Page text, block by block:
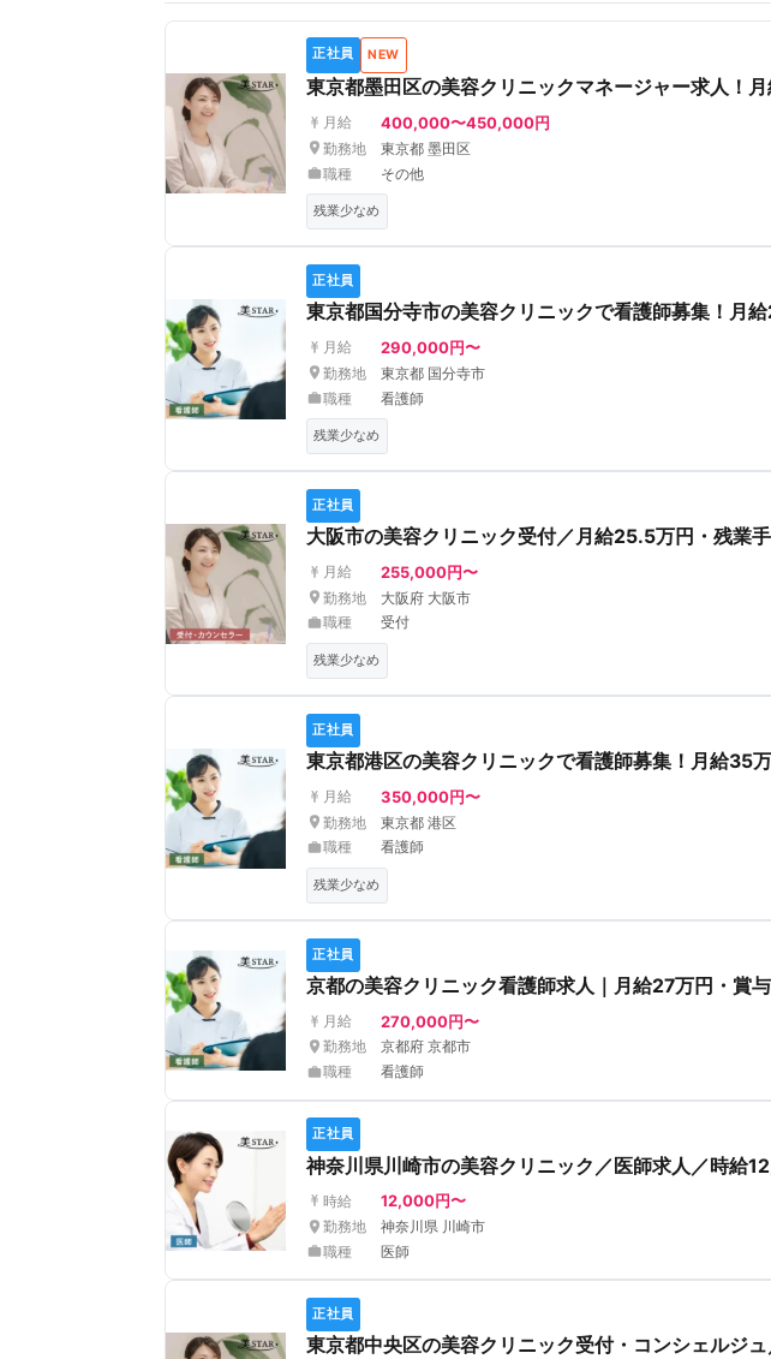
正社員 NEW
東京都墨田区の美容クリニックマネージャー求人！
月給 400,000〜450,000円
勤務地
東京都 墨田区
職種
その他
残業少なめ
正社員
東京都国分寺市の美容クリニックで看護師募集！月
月給 290,000円〜
勤務地
東京都 国分寺市
職種
看護師
残業少なめ
正社員
大阪市の美容クリニック受付／月給25.5万円・残業
月給 255,000円〜
勤務地
大阪府 大阪市
職種
受付
残業少なめ
正社員
東京都港区の美容クリニックで看護師募集！月給35
月給 350,000円〜
勤務地
東京都 港区
職種
看護師
残業少なめ
正社員
京都の美容クリニック看護師求人｜月給27万円・賞
月給 270,000円〜
勤務地
京都府 京都市
職種
看護師
正社員
神奈川県川崎市の美容クリニック／医師求人／時給
時給 12,000円〜
勤務地
神奈川県 川崎市
職種
医師
正社員
東京都中央区の美容クリニック受付・コンシェルジ